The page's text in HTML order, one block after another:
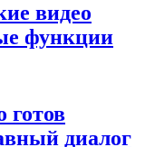
видео
функции
готов
диалог